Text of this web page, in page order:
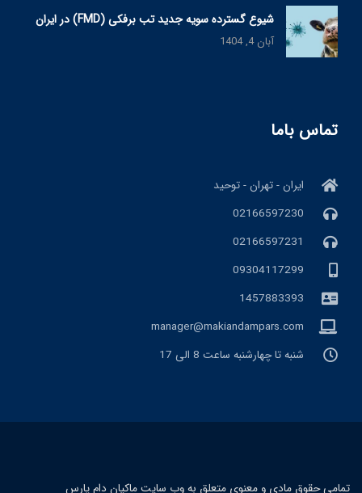
شیوع گسترده سویه جدید تب برفکی (FMD) در ایران
آبان 4, 1404
تماس باما
ایران - تهران - توحید
02166597230
02166597231
09304117299
1457883393
manager@makiandampars.com
شنبه تا چهارشنبه ساعت 8 الی 17
تمامی حقوق مادی و معنوی متعلق به وب سایت ماکیان دام پارس